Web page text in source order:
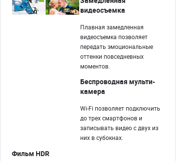
видеосъемка
Плавная замедленная
видеосъемка позволяет
передать эмоциональные
оттенки повседневных
моментов.
Беспроводная мульти-
камера
Wi-Fi позволяет подключить
до трех смартфонов и
записывать видео с двух из
них в субокнах.
Фильм HDR